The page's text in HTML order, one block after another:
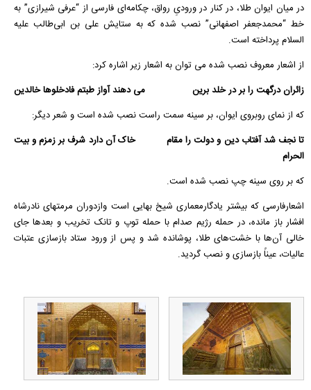
در میان ایوان طلا، در کنار در ورودیِ رواق، چکامه‌ای فارسی از “عرفی شیرازی” به
خط “محمدجعفر اصفهانی” نصب شده که به ستایش علی بن ابی‌طالب علیه
السلام پرداخته است.
از اشعار معروف نصب شده می توان به اشعار زیر اشاره کرد:
زائران درگهت را بر در خلد برین می دهند آواز طبتم فادخلوها خالدین
که از نمای روبروی ایوان، بر سینه سمت راست نصب شده است و شعر دیگر:
تا نجف شد آفتاب دین و دولت را مقام خاک آن دارد شرف بر زمزم و بیت
الحرام
که بر روی سینه چپ نصب شده است.
اشعارفارسی که بیشتر یادگارمعماری شیخ بهایی است وازدوران مرمتهای نادرشاه
افشار باز مانده، در حمله رژیم صدام با حمله توپ و تانک تخریب و بعدها جای
خالی آن‌ها با خشت‌های طلا، پوشانده شد و پس از ورود ستاد بازسازی عتبات
عالیات، عیناً بازسازی و نصب گردید.